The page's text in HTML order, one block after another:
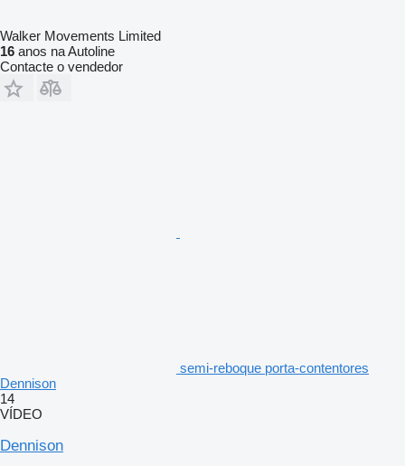
Walker Movements Limited
16 anos na Autoline
Contacte o vendedor
semi-reboque porta-contentores
Dennison
14
VÍDEO
Dennison